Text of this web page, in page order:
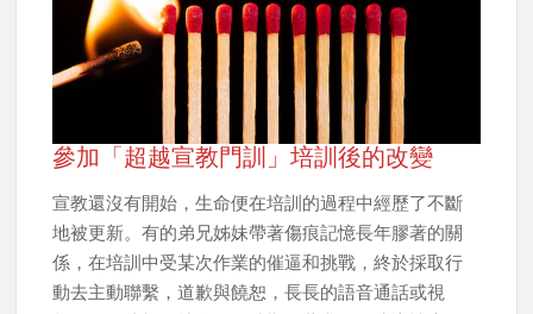
參加「超越宣教門訓」培訓後的改變
宣教還沒有開始，生命便在培訓的過程中經歷了不斷
地被更新。有的弟兄姊妹帶著傷痕記憶長年膠著的關
係，在培訓中受某次作業的催逼和挑戰，終於採取行
動去主動聯繫，道歉與饒恕，長長的語音通話或視